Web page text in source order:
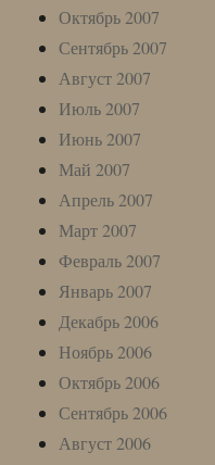
Октябрь 2007
Сентябрь 2007
Август 2007
Июль 2007
Июнь 2007
Май 2007
Апрель 2007
Март 2007
Февраль 2007
Январь 2007
Декабрь 2006
Ноябрь 2006
Октябрь 2006
Сентябрь 2006
Август 2006